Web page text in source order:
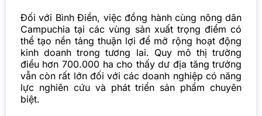
Đối với Bình Điền, việc đồng hành cùng nông dân
Campuchia tại các vùng sản xuất trọng điểm có
thể tạo nền tảng thuận lợi để mở rộng hoạt động
kinh doanh trong tương lai. Quy mô thị trường
điều hơn 700.000 ha cho thấy dư địa tăng trưởng
vẫn còn rất lớn đối với các doanh nghiệp có năng
lực nghiên cứu và phát triển sản phẩm chuyên
biệt.